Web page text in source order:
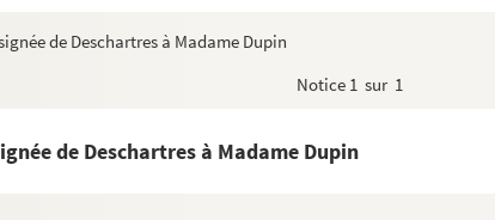
de Deschartres à Madame Dupin
Notice 1 sur 1
de Deschartres à Madame Dupin